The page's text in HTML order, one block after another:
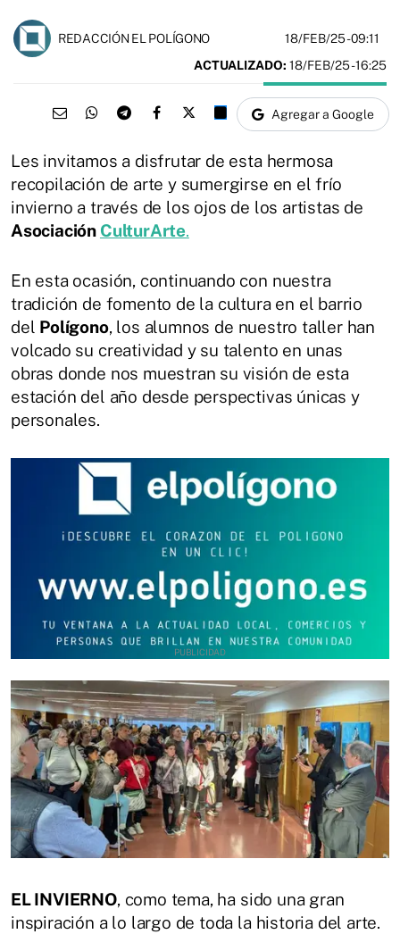
REDACCIÓN EL POLÍGONO 18/FEB/25- 09:11
ACTUALIZADO: 18/FEB/25 - 16:25
Agregar a Google
Les invitamos a disfrutar de esta hermosa
recopilación de arte y sumergirse en el frío
invierno a través de los ojos de los artistas de
Asociación CulturArte.
En esta ocasión, continuando con nuestra
tradición de fomento de la cultura en el barrio
del Polígono, los alumnos de nuestro taller han
volcado su creatividad y su talento en unas
obras donde nos muestran su visión de esta
estación del año desde perspectivas únicas y
personales.
EL INVIERNO, como tema, ha sido una gran
inspiración a lo largo de toda la historia del arte.